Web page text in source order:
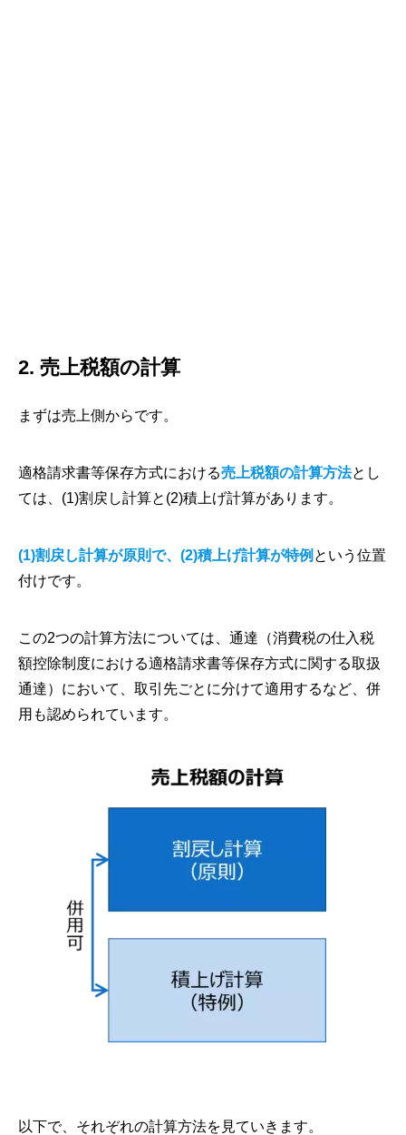
2. 売上税額の計算
まずは売上側からです。
適格請求書等保存方式における売上税額の計算方法とし
ては、(1)割戻し計算と(2)積上げ計算があります。
(1)割戻し計算が原則で、(2)積上げ計算が特例 という位置
付けです。
この2つの計算方法については、通達（消費税の仕入税
額控除制度における適格請求書等保存方式に関する取扱
通達）において、取引先ごとに分けて適用するなど、併
用も認められています。
以下で、それぞれの計算方法を見ていきます。